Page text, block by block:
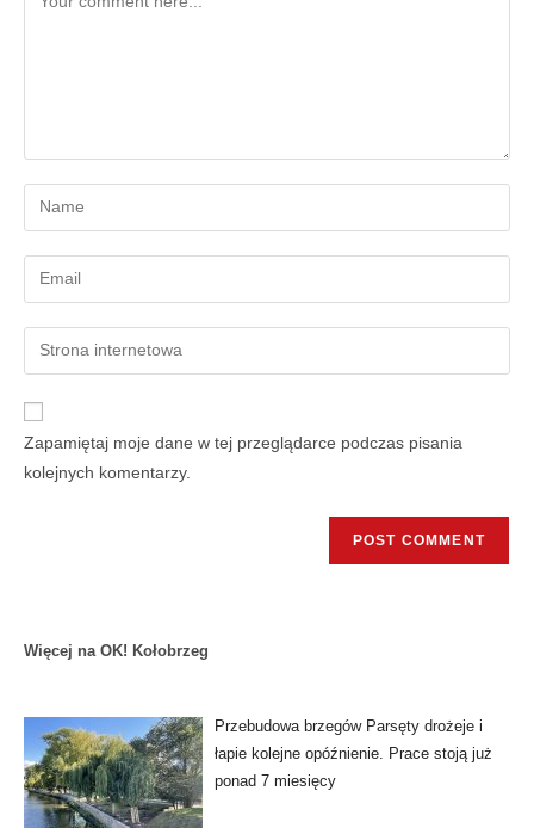
Zapamiętaj moje dane w tej przeglądarce podczas pisania
kolejnych komentarzy.
Więcej na OK! Kołobrzeg
Przebudowa brzegów Parsęty drożeje i
łapie kolejne opóźnienie. Prace stoją już
ponad 7 miesięcy